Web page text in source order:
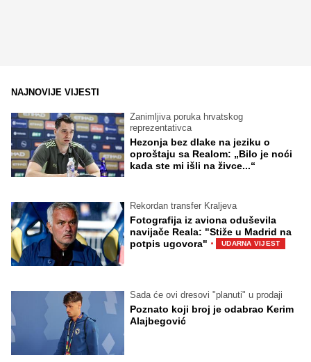
NAJNOVIJE VIJESTI
Zanimljiva poruka hrvatskog
reprezentativca
Hezonja bez dlake na jeziku o
oproštaju sa Realom: „Bilo je noći
kada ste mi išli na živce...“
Rekordan transfer Kraljeva
Fotografija iz aviona oduševila
navijače Reala: "Stiže u Madrid na
potpis ugovora" · UDARNA VIJEST
Sada će ovi dresovi "planuti" u prodaji
Poznato koji broj je odabrao Kerim
Alajbegović